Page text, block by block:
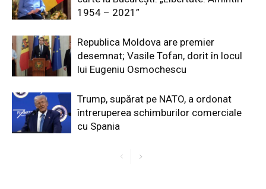
1954 – 2021”
Republica Moldova are premier
desemnat; Vasile Tofan, dorit în locul
lui Eugeniu Osmochescu
Trump, supărat pe NATO, a ordonat
întreruperea schimburilor comerciale
cu Spania